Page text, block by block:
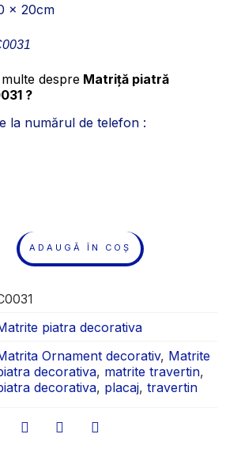
x 20cm
despre Matriță piatră
?
la numărul de telefon :
ADAUGĂ ÎN COȘ
piatra decorativa
Ornament decorativ, Matrite
decorativa, matrite travertin,
decorativa, placaj, travertin